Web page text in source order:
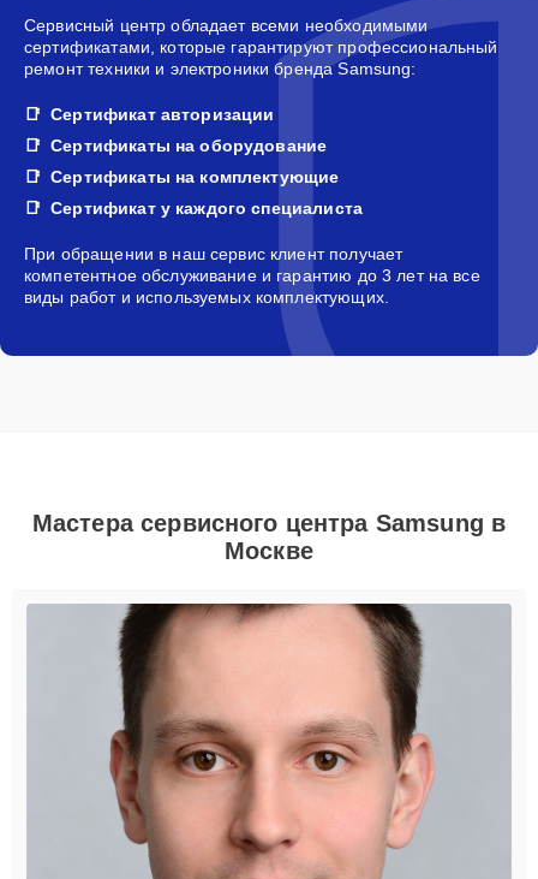
Сервисный центр обладает всеми необходимыми
сертификатами, которые гарантируют профессиональный
ремонт техники и электроники бренда Samsung:
Сертификат авторизации
Сертификаты на оборудование
Сертификаты на комплектующие
Сертификат у каждого специалиста
При обращении в наш сервис клиент получает
компетентное обслуживание и гарантию до 3 лет на все
виды работ и используемых комплектующих.
Мастера сервисного центра Samsung в
Москве